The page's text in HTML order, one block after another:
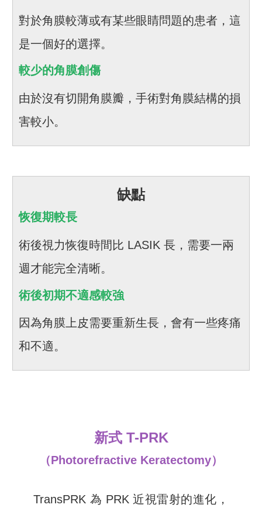
對於角膜較薄或有某些眼睛問題的患者，這
是一個好的選擇。
較少的角膜創傷
由於沒有切開角膜瓣，手術對角膜結構的損
害較小。
缺點
恢復期較長
術後視力恢復時間比 LASIK 長，需要一兩
週才能完全清晰。
術後初期不適感較強
因為角膜上皮需要重新生長，會有一些疼痛
和不適。
新式 T-PRK
（Photorefractive Keratectomy）
TransPRK 為 PRK 近視雷射的進化，